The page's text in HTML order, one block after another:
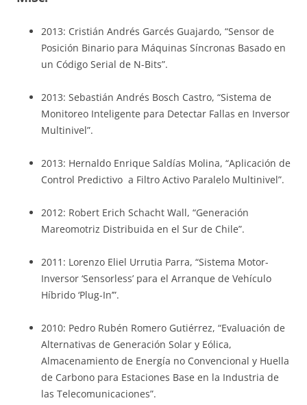
2013: Cristián Andrés Garcés Guajardo, “Sensor de
Posición Binario para Máquinas Síncronas Basado en
un Código Serial de N-Bits”.
2013: Sebastián Andrés Bosch Castro, “Sistema de
Monitoreo Inteligente para Detectar Fallas en Inversor
Multinivel”.
2013: Hernaldo Enrique Saldías Molina, “Aplicación de
Control Predictivo a Filtro Activo Paralelo Multinivel”.
2012: Robert Erich Schacht Wall, “Generación
Mareomotriz Distribuida en el Sur de Chile”.
2011: Lorenzo Eliel Urrutia Parra, “Sistema Motor-
Inversor ‘Sensorless’ para el Arranque de Vehículo
Híbrido ‘Plug-In’”.
2010: Pedro Rubén Romero Gutiérrez, “Evaluación de
Alternativas de Generación Solar y Eólica,
Almacenamiento de Energía no Convencional y Huella
de Carbono para Estaciones Base en la Industria de
las Telecomunicaciones”.